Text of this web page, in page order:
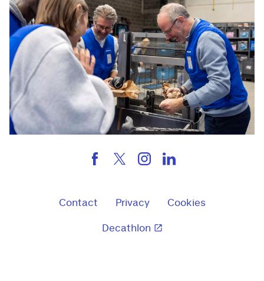
Contact Privacy Cookies
Decathlon